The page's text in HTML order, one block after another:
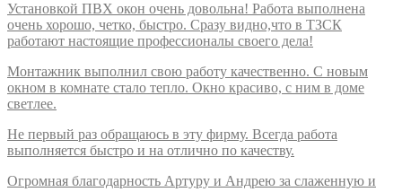
Установкой ПВХ окон очень довольна! Работа выполнена
очень хорошо, четко, быстро. Сразу видно,что в ТЗСК
работают настоящие профессионалы своего дела!
Монтажник выполнил свою работу качественно. С новым
окном в комнате стало тепло. Окно красиво, с ним в доме
светлее.
Не первый раз обращаюсь в эту фирму. Всегда работа
выполняется быстро и на отлично по качеству.
Огромная благодарность Артуру и Андрею за слаженную и